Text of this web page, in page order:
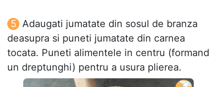
Adaugati jumatate din sosul de branza
deasupra si puneti jumatate din carnea
tocata. Puneti alimentele in centru (formand
un dreptunghi) pentru a usura plierea.